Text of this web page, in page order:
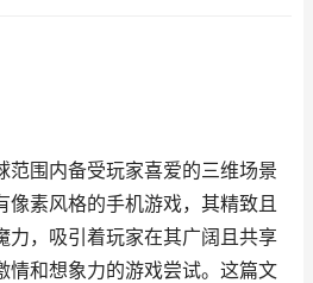
范围内备受玩家喜爱的三维场景
像素风格的手机游戏，其精致且
力，吸引着玩家在其广阔且共享
情和想象力的游戏尝试。这篇文